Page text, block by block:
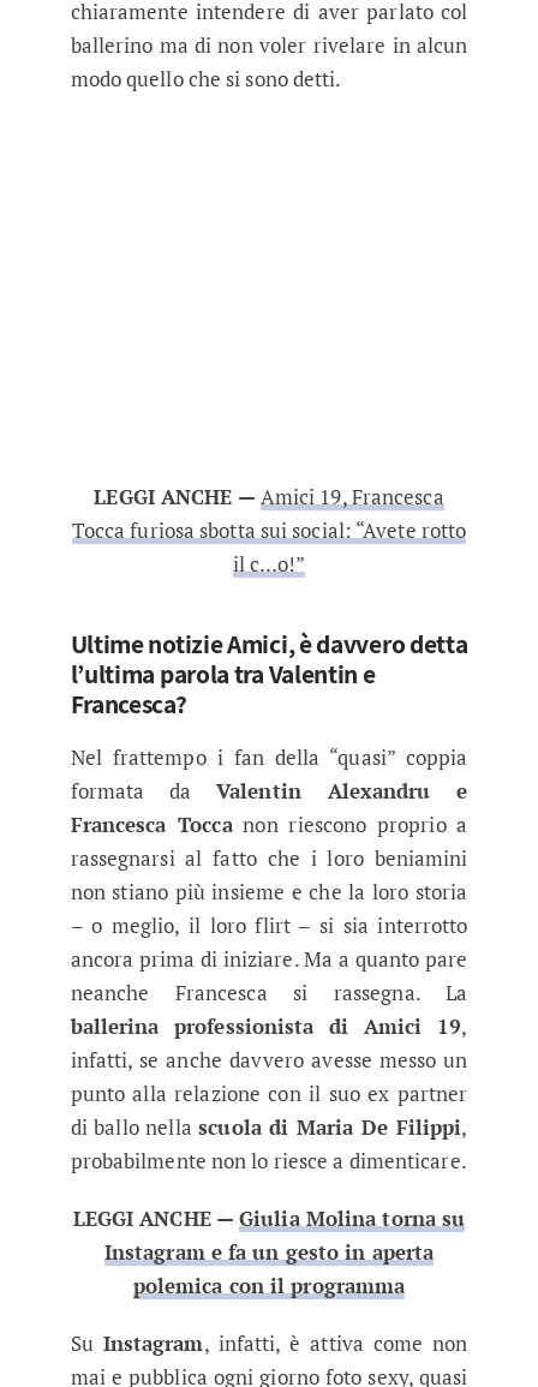
chiaramente intendere di aver parlato col
ballerino ma di non voler rivelare in alcun
modo quello che si sono detti.
LEGGI ANCHE — Amici 19, Francesca
Tocca furiosa sbotta sui social: “Avete rotto
il c…o!”
Ultime notizie Amici, è davvero detta
l’ultima parola tra Valentin e
Francesca?
Nel frattempo i fan della “quasi” coppia
formata daValentin Alexandru e
Francesca Toccanon riescono proprio a
rassegnarsi al fatto che i loro beniamini
non stiano più insieme e che la loro storia
– o meglio, il loro flirt – si sia interrotto
ancora prima di iniziare. Ma a quanto pare
neanche Francesca si rassegna. La
ballerina professionista di Amici 19,
infatti, se anche davvero avesse messo un
punto alla relazione con il suo ex partner
di ballo nellascuola di Maria De Filippi,
probabilmente non lo riesce a dimenticare.
LEGGI ANCHE —Giulia Molina torna su
Instagram e fa un gesto in aperta
polemica con il programma
Su Instagram, infatti, è attiva come non
mai e pubblica ogni giorno foto sexy, quasi